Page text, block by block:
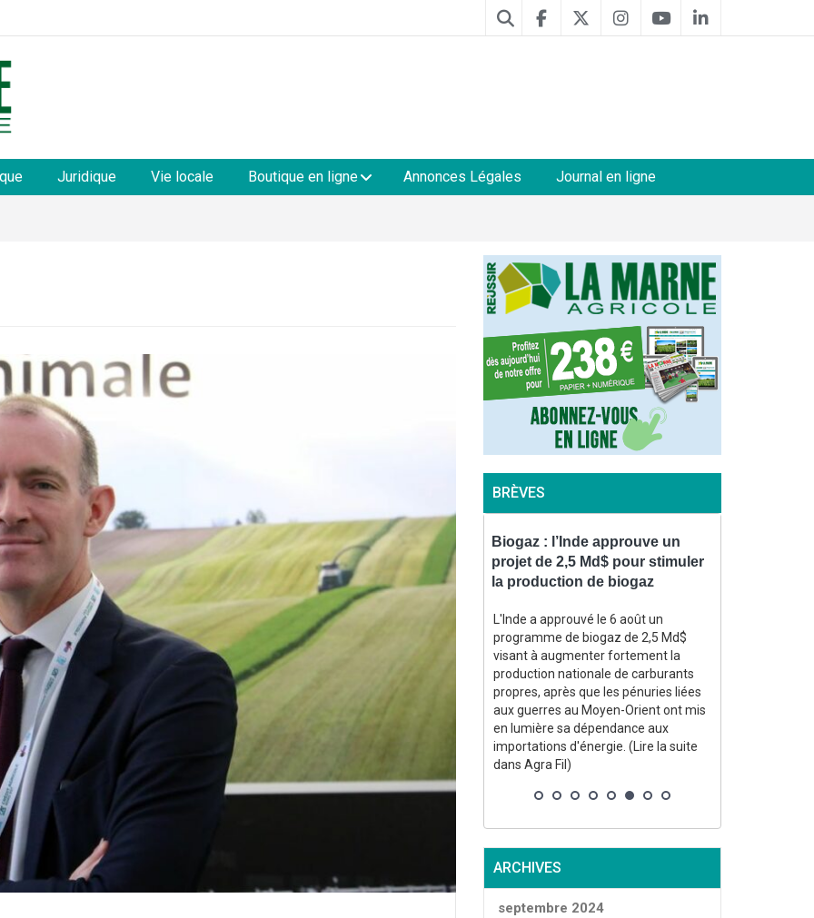
Juridique Vie locale Boutique en ligne Annonces Légales Journal en ligne
BRÈVES
Céréales : la Russie attaque un
nouveau navire ukrainien en
mer Noire
La Russie a visé un vraquier battant
pavillon de la Guinée-Bissau, chargé
de blé ukrainien en mer Noire, dans un
contexte où l’Ukraine et la Russie
poursuivent leurs campagnes de
frappes à longue portée, a annoncé le
gouverneur régional d’Odessa le
6 août, Oleg Kiper. (Lire la suite dans
Agra Fil)
Pommes/poires : la récolte de
pommes attendue en forte
baisse, celle de poires en
hausse
La récolte de pommes des principaux
pays producteurs de l’Union
européenne (UE) devrait atteindre 9,5
millions de tonne (Mt), soit une baisse
de 15,6 % par rapport à l’an dernier et
de 14,3 % par rapport à la moyenne
la World Apple and Pear Association
(-29,9 %, 2,665 Mt) et la France
(-24,2 %, 1,162 Mt) enregistraient les
Biogaz : l’Inde approuve un
projet de 2,5 Md$ pour stimuler
la production de biogaz
L'Inde a approuvé le 6 août un
programme de biogaz de 2,5 Md$
visant à augmenter fortement la
production nationale de carburants
propres, après que les pénuries liées
aux guerres au Moyen-Orient ont mis
en lumière sa dépendance aux
importations d'énergie. (Lire la suite
dans Agra Fil)
ARCHIVES
septembre 2024